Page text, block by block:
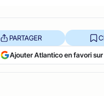
PARTAGER
Ajouter Atlantico en favori sur